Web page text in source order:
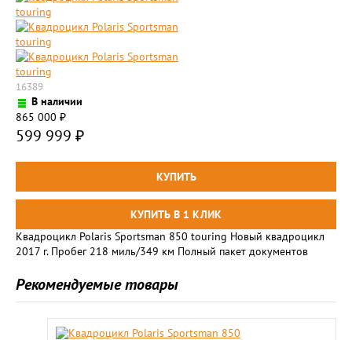
16389
В наличии
865 000 ₽
599 999 ₽
Квадроцикл Polaris Sportsman 850 touring Новый квадроцикл
2017 г. Пробег 218 миль/349 км Полный пакет документов
Рекомендуемые товары